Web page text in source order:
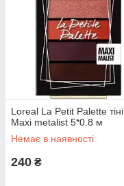
Loreal La Petit Palette тіні
Maxi metalist 5*0.8 м
Немає в наявності
240 ₴